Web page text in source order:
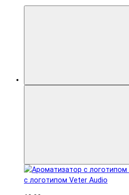
с логотипом Veter Audio